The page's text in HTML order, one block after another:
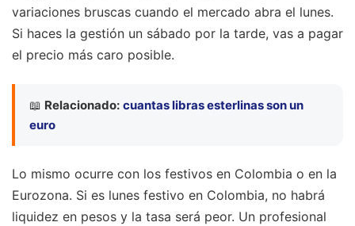
variaciones bruscas cuando el mercado abra el lunes.
Si haces la gestión un sábado por la tarde, vas a pagar
el precio más caro posible.
📖 Relacionado: cuantas libras esterlinas son un
euro
Lo mismo ocurre con los festivos en Colombia o en la
Eurozona. Si es lunes festivo en Colombia, no habrá
liquidez en pesos y la tasa será peor. Un profesional